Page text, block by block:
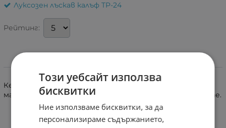
Луксозен лъскав калъф TP-24
Рейтинг:
Кейсът е силиконов с брукатен лист който като се
махне става изчистен. Имат протектор на камерите.
Този уебсайт използва
бисквитки
Ние използваме бисквитки, за да
персонализираме съдържанието,